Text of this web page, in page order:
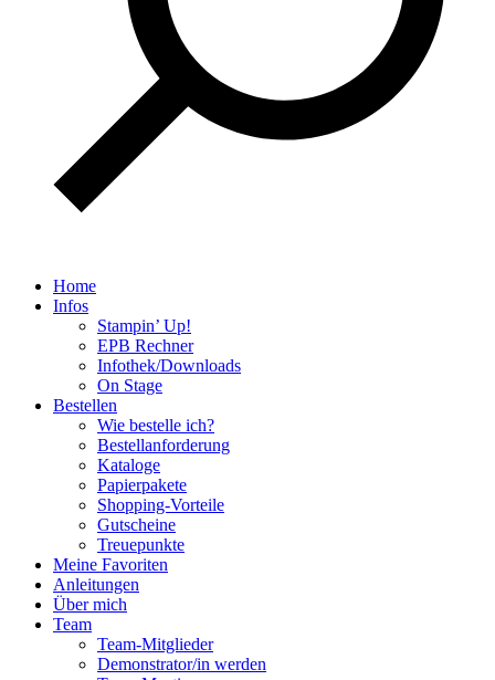
Home
Infos
Stampin’ Up!
EPB Rechner
Infothek/Downloads
On Stage
Bestellen
Wie bestelle ich?
Bestellanforderung
Kataloge
Papierpakete
Shopping-Vorteile
Gutscheine
Treuepunkte
Meine Favoriten
Anleitungen
Über mich
Team
Team-Mitglieder
Demonstrator/in werden